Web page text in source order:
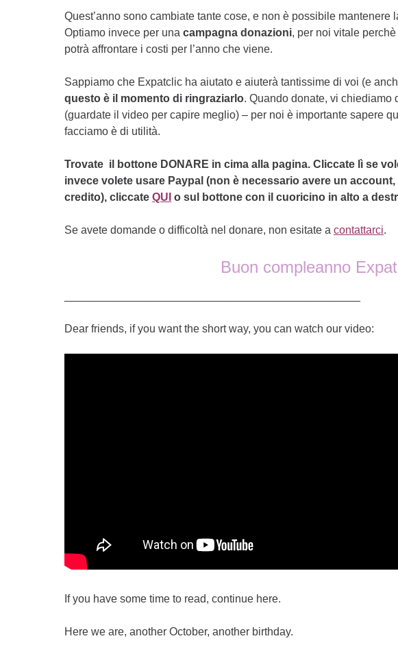
Quest’anno sono cambiate tante cose, e non è possibile
Optiamo invece per unacampagna donazioni, per noi vitale
potrà affrontare i costi per l’anno che viene.
Sappiamo che Expatclic ha aiutato e aiuterà tantissime di voi (e
questo è il momento di ringraziarlo. Quando donate, vi chiediamo
(guardate il video per capire meglio) – per noi è importante sapere
facciamo è di utilità.
Trovate il bottone DONARE in cima alla pagina. Cliccate lì se
invece volete usare Paypal (non è necessario avere un
credito), cliccateQUI o sul bottone con il cuoricino in alto a
Se avete domande o difficoltà nel donare, non esitate acontattarci.
Buon compleanno
Dear friends, if you want the short way, you can watch our video:
If you have some time to read, continue here.
Here we are, another October, another birthday.